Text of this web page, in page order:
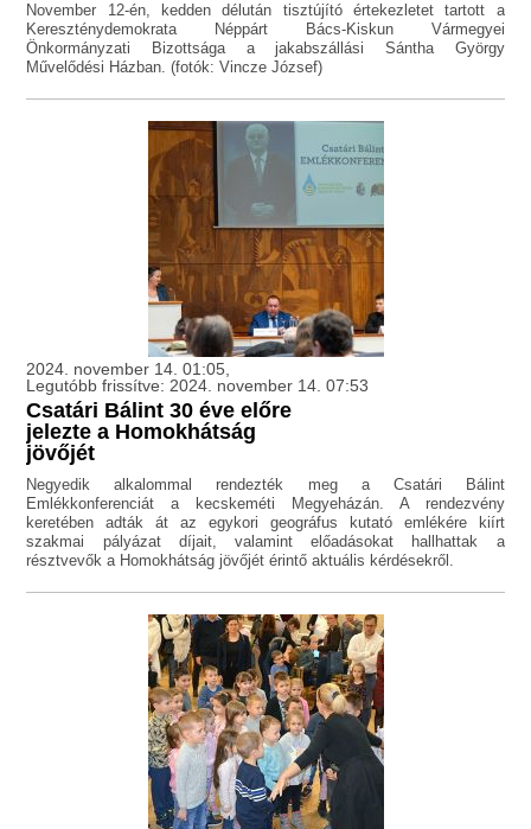
November 12-én, kedden délután tisztújító értekezletet tartott a
Kereszténydemokrata Néppárt Bács-Kiskun Vármegyei
Önkormányzati Bizottsága a jakabszállási Sántha György
Művelődési Házban. (fotók: Vincze József)
2024. november 14. 01:05,
Legutóbb frissítve: 2024. november 14. 07:53
Csatári Bálint 30 éve előre
jelezte a Homokhátság
jövőjét
Negyedik alkalommal rendezték meg a Csatári Bálint
Emlékkonferenciát a kecskeméti Megyeházán. A rendezvény
keretében adták át az egykori geográfus kutató emlékére kiírt
szakmai pályázat díjait, valamint előadásokat hallhattak a
résztvevők a Homokhátság jövőjét érintő aktuális kérdésekről.